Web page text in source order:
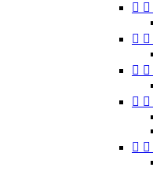
 
 
 
 
 